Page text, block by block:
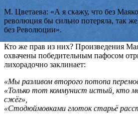
М. Цветаева: «А я скажу, что без
революция бы сильно потеряла, так
без Революции».
Кто же прав из них? Произведения
охвачены победительным пафосом
лихорадочно заклинает:
«Мы разливом второго потопа
«Только тот коммунист истый, кто
сжёг»,
«Стодюймовками глоток старьё